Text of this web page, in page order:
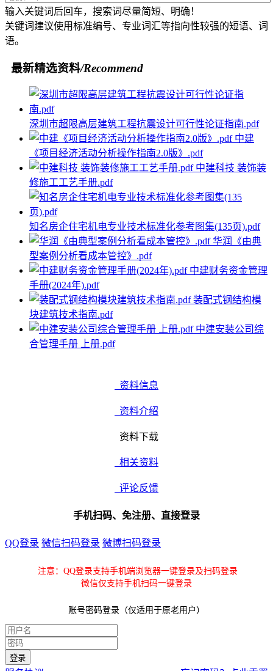
输入关键词后回车，搜索词尽量简短、明确！
关键词建议使用标准编号、专业词汇等指向性较强的短语、词
语。
最新精选资料/Recommend
深圳市超限高层建筑工程抗震设计可行性论证指南.pdf
中建
《项目经济活动分析操作指南2.0版》.pdf
中建科技 装饰装
修施工工艺手册.pdf
知名房企住宅机电专业技术标准化参考图集(135页).pdf
华润《由典
型案例分析看成本管控》.pdf
中建财务资金管理
手册(2024年).pdf
装配式钢结构模
块建筑技术指南.pdf
中建安装公司综
合管理手册 上册.pdf
资料信息
资料介绍
资料下载
相关资料
评论反馈
手机扫码、免注册、直接登录
QQ登录 微信扫码登录 微博扫码登录
注意：QQ登录支持手机端浏览器一键登录及扫码登录
微信仅支持手机扫码一键登录
账号密码登录（仅适用于原老用户）